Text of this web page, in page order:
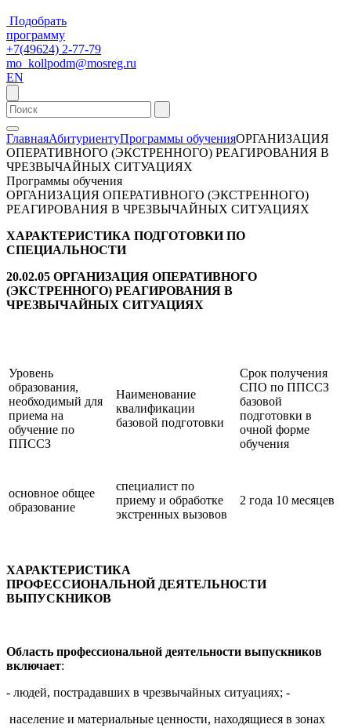
Подобрать
программу
+7(49624) 2-77-79
mo_kollpodm@mosreg.ru
EN
ГлавнаяАбитуриентуПрограммы обученияОРГАНИЗАЦИЯ
ОПЕРАТИВНОГО (ЭКСТРЕННОГО) РЕАГИРОВАНИЯ В
ЧРЕЗВЫЧАЙНЫХ СИТУАЦИЯХ
Программы обучения
ОРГАНИЗАЦИЯ ОПЕРАТИВНОГО (ЭКСТРЕННОГО)
РЕАГИРОВАНИЯ В ЧРЕЗВЫЧАЙНЫХ СИТУАЦИЯХ
ХАРАКТЕРИСТИКА ПОДГОТОВКИ ПО
СПЕЦИАЛЬНОСТИ
20.02.05 ОРГАНИЗАЦИЯ ОПЕРАТИВНОГО
(ЭКСТРЕННОГО) РЕАГИРОВАНИЯ В
ЧРЕЗВЫЧАЙНЫХ СИТУАЦИЯХ
Уровень
образования,
необходимый для
приема на
обучение по
ППССЗ
Наименование
квалификации
базовой подготовки
Срок получения
СПО по ППССЗ
базовой
подготовки в
очной форме
обучения
основное общее
образование
специалист по
приему и обработке
экстренных вызовов
2 года 10 месяцев
ХАРАКТЕРИСТИКА
ПРОФЕССИОНАЛЬНОЙ ДЕЯТЕЛЬНОСТИ
ВЫПУСКНИКОВ
Область профессиональной деятельности выпускников
включает:
- людей, пострадавших в чрезвычайных ситуациях; -
население и материальные ценности, находящиеся в зонах